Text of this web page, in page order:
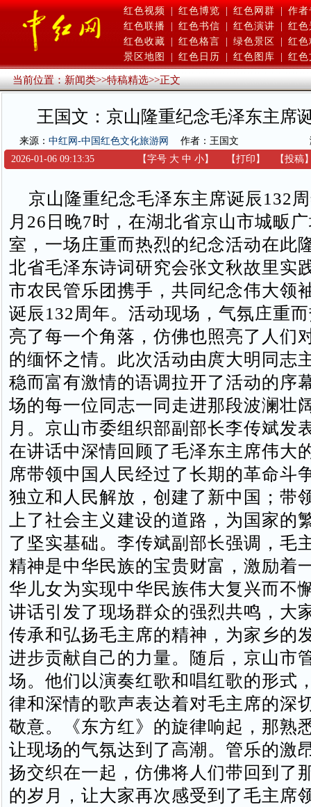
红色视频 | 红色博览 | 红色网群 | 作者
红色联播
红色书信 红色演讲
红色
红色收藏
红色格言 绿色景区
红色
景区地图
红色日历 红色图库 红色
当前位置：新闻类>>特稿精选>>正文
王国文：京山隆重纪念毛泽东主席
来源： 中红网-中国红色文化旅游网 作者：王国文
2026-01-06 09:13:35
【字号 大 中 小】 【打印 】 【投稿
京山隆重纪念毛泽东主席诞辰132
月26日晚7时，在湖北省京山市城畈
室，一场庄重而热烈的纪念活动在此
北省毛泽东诗词研究会张文秋故里实
市农民管乐团携手，共同纪念伟大领
诞辰132周年。活动现场，气氛庄重
亮了每一个角落，仿佛也照亮了人们
的缅怀之情。此次活动由庹大明同志
稳而富有激情的语调拉开了活动的序
场的每一位同志一同走进那段波澜壮
月。京山市委组织部副部长李传斌发
在讲话中深情回顾了毛泽东主席伟大
席带领中国人民经过了长期的革命斗
独立和人民解放，创建了新中国；带
上了社会主义建设的道路，为国家的
了坚实基础。李传斌副部长强调，毛
精神是中华民族的宝贵财富，激励着
华儿女为实现中华民族伟大复兴而不
讲话引发了现场群众的强烈共鸣，大
传承和弘扬毛主席的精神，为家乡的
进步贡献自己的力量。随后，京山市
场。他们以演奏红歌和唱红歌的形式
律和深情的歌声表达着对毛主席的深
敬意。《东方红》的旋律响起，那熟
让现场的气氛达到了高潮。管乐的激
扬交织在一起，仿佛将人们带回到了
的岁月，让大家再次感受到了毛主席